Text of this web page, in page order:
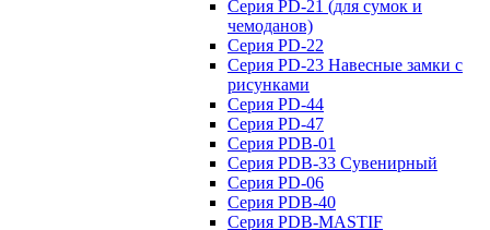
Серия PD-21 (для сумок и
чемоданов)
Серия PD-22
Серия PD-23 Навесные замки с
рисунками
Серия PD-44
Серия PD-47
Серия PDB-01
Серия PDB-33 Сувенирный
Серия PD-06
Серия PDB-40
Серия PDB-MASTIF